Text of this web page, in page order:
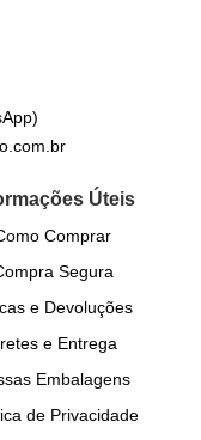
Úteis
Comprar
Segura
e Devoluções
e Entrega
Embalagens
de Privacidade